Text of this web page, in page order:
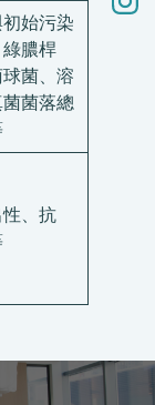
始污染
膿桿
菌、溶
菌落總
、抗